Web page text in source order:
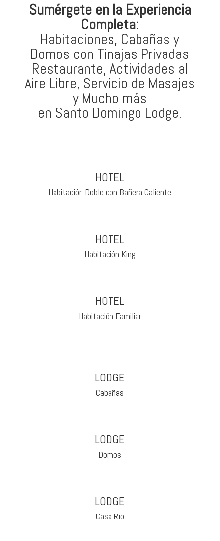
Sumérgete en la Experiencia
Completa:
Habitaciones, Cabañas y
Domos con Tinajas Privadas
Restaurante, Actividades al
Aire Libre, Servicio de Masajes
y Mucho más
en Santo Domingo Lodge.
HOTEL
Habitación Doble con Bañera Caliente
HOTEL
Habitación King
HOTEL
Habitación Familiar
LODGE
Cabañas
LODGE
Domos
LODGE
Casa Río